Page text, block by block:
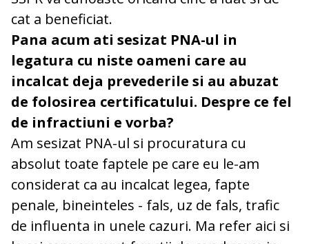
cat a beneficiat.
Pana acum ati sesizat PNA-ul in
legatura cu niste oameni care au
incalcat deja prevederile si au abuzat
de folosirea certificatului. Despre ce fel
de infractiuni e vorba?
Am sesizat PNA-ul si procuratura cu
absolut toate faptele pe care eu le-am
considerat ca au incalcat legea, fapte
penale, bineinteles - fals, uz de fals, trafic
de influenta in unele cazuri. Ma refer aici si